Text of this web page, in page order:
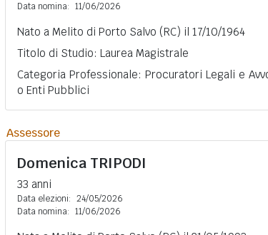
Data nomina: 11/06/2026
Nato a Melito di Porto Salvo (RC) il 17/10/1964
Titolo di Studio: Laurea Magistrale
Categoria Professionale: Procuratori Legali e
o Enti Pubblici
Assessore
Domenica TRIPODI
33 anni
Data elezioni: 24/05/2026
Data nomina: 11/06/2026